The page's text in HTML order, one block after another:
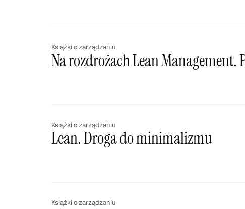
Książki o zarządzaniu
Na rozdrożach Lean
Książki o zarządzaniu
Lean. Droga do minimalizmu
Książki o zarządzaniu